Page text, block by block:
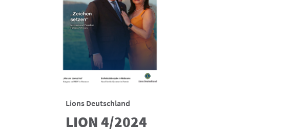
Lions Deutschland
LION 4/2024